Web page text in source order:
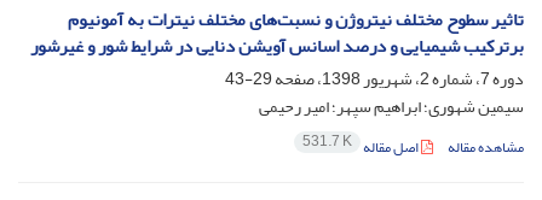
تاثیر سطوح مختلف نیتروژن و نسبت‌های مختلف نیترات به آمونیوم
برترکیب شیمیایی و درصد اسانس آویشن دنایی در شرایط شور و غیرشور
دوره 7، شماره 2، شهریور 1398، صفحه
29-43
سیمین شهوری؛ ابراهیم سپهر؛ امیر رحیمی
مشاهده مقاله اصل مقاله 531.7 K